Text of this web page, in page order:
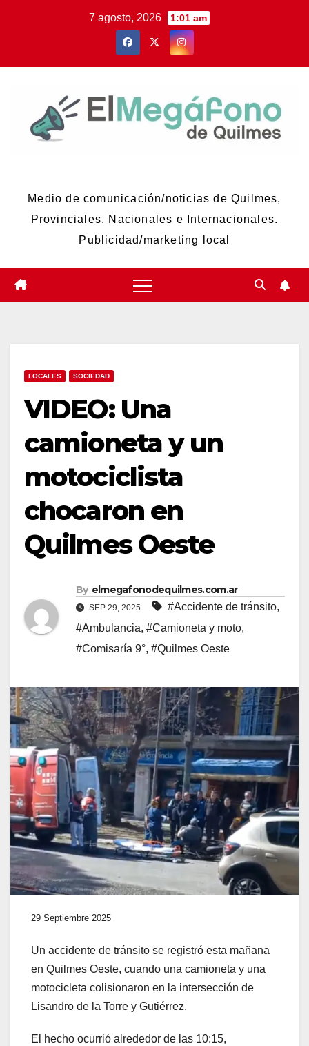
7 agosto, 2026 1:01 am
Medio de comunicación/noticias de Quilmes,
Provinciales. Nacionales e Internacionales.
Publicidad/marketing local
LOCALES SOCIEDAD
VIDEO: Una
camioneta y un
motociclista
chocaron en
Quilmes Oeste
By elmegafonodequilmes.com.ar
SEP 29, 2025 #Accidente de tránsito,
#Ambulancia, #Camioneta y moto,
#Comisaría 9°, #Quilmes Oeste
29 Septiembre 2025
Un accidente de tránsito se registró esta mañana
en Quilmes Oeste, cuando una camioneta y una
motocicleta colisionaron en la intersección de
Lisandro de la Torre y Gutiérrez.
El hecho ocurrió alrededor de las 10:15,